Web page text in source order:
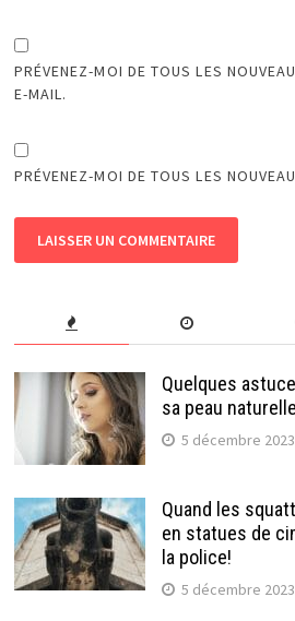
PRÉVENEZ-MOI DE TOUS LES
E-MAIL.
PRÉVENEZ-MOI DE TOUS LES
Quelques
sa peau
5 décembre 2023
Quand les
en statues de
la police!
5 décembre 2023